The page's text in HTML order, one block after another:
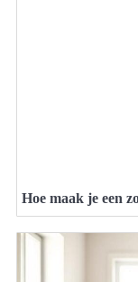
Hoe maak je een